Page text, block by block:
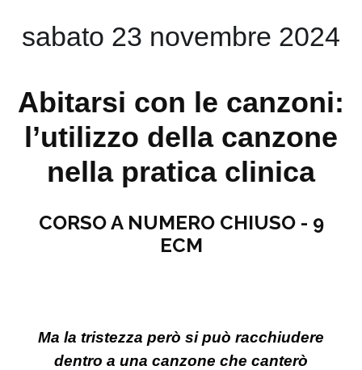
sabato 23 novembre 2024
Abitarsi con le canzoni:
l’utilizzo della canzone
nella pratica clinica
CORSO A NUMERO CHIUSO - 9
ECM
Ma la tristezza però si può racchiudere
dentro a una canzone che canterò